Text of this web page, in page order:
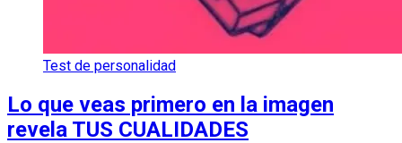
Test de personalidad
Lo que veas primero en la imagen
revela TUS CUALIDADES